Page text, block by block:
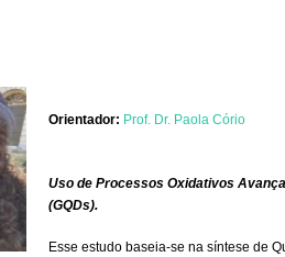
Orientador: Prof. Dr. Paola Cório
Uso de Processos Oxidativos
(GQDs).
Esse estudo baseia-se na síntese de